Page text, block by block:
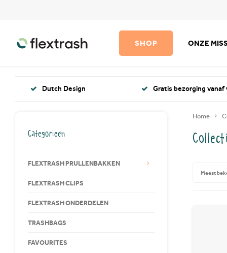
SHOP ONZE
Dutch Design Gratis bezorging vanaf
Categorieën
FLEXTRASH PRULLENBAKKEN
FLEXTRASH CLIPS
FLEXTRASH ONDERDELEN
TRASHBAGS
FAVOURITES
Home
Meest